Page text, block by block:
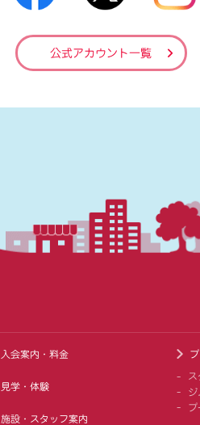
公式アカウント一覧
入会案内・料金
見学・体験
施設・スタッフ案内
ス
ジ
プ